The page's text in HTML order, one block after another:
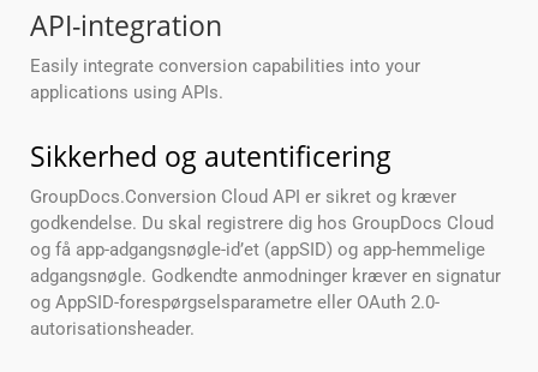
API-integration
Easily integrate conversion capabilities into your
applications using APIs.
Sikkerhed og autentificering
GroupDocs.Conversion Cloud API er sikret og kræver
godkendelse. Du skal registrere dig hos GroupDocs Cloud
og få app-adgangsnøgle-id’et (appSID) og app-hemmelige
adgangsnøgle. Godkendte anmodninger kræver en signatur
og AppSID-forespørgselsparametre eller OAuth 2.0-
autorisationsheader.